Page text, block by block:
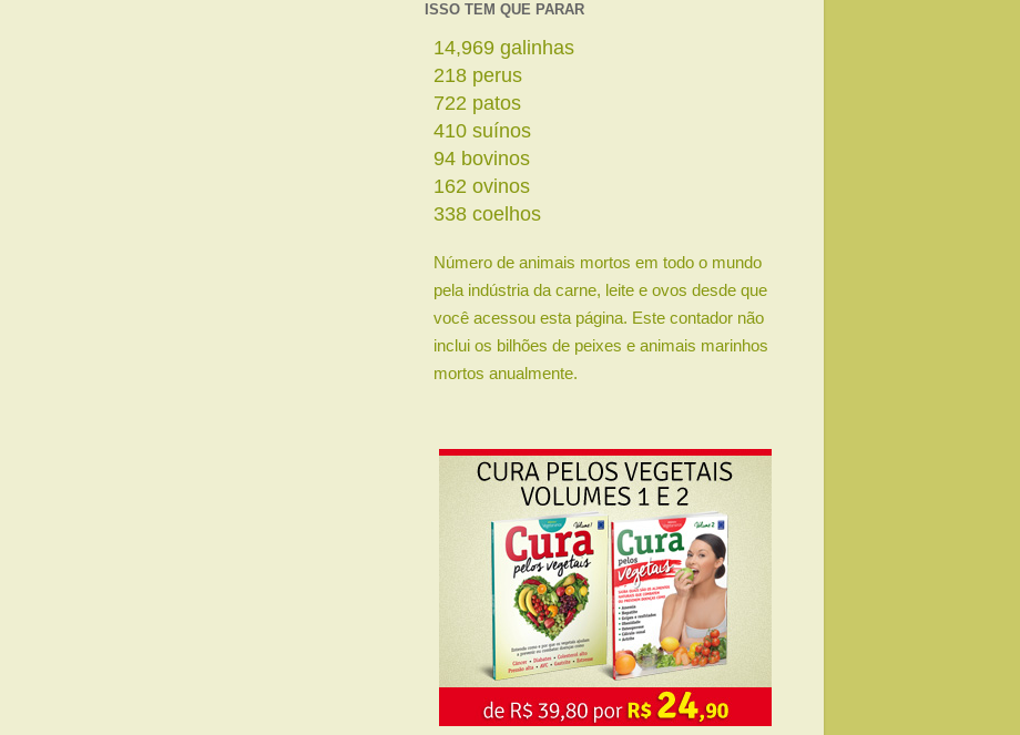
ISSO TEM QUE PARAR
16,447 galinhas
239 perus
793 patos
450 suínos
103 bovinos
178 ovinos
371 coelhos
Número de animais mortos em todo o mundo
pela indústria da carne, leite e ovos desde que
você acessou esta página. Este contador não
inclui os bilhões de peixes e animais marinhos
mortos anualmente.